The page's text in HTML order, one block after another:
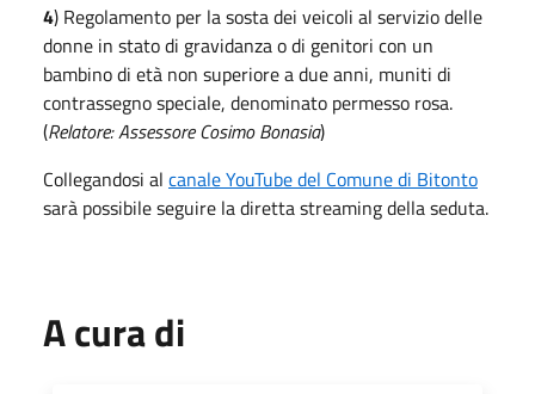
4) Regolamento per la sosta dei veicoli al servizio delle
donne in stato di gravidanza o di genitori con un
bambino di età non superiore a due anni, muniti di
contrassegno speciale, denominato permesso rosa.
(Relatore: Assessore Cosimo Bonasia)
Collegandosi al canale YouTube del Comune di Bitonto
sarà possibile seguire la diretta streaming della seduta.
A cura di